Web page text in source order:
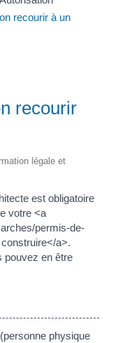
recourir à un
recourir
légale et
est obligatoire
votre <a
permis-de-
a>.
pouvez en être
physique